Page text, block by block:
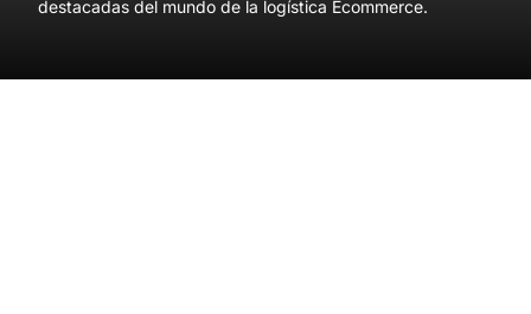
destacadas del mundo de la logística Ecommerce.